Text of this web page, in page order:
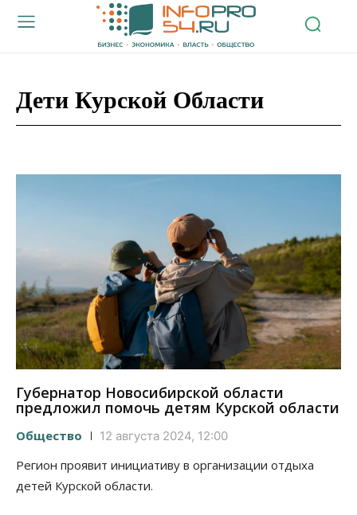
Дети Курской Области
Губернатор Новосибирской области
предложил помочь детям Курской области
Общество 12 августа 2024, 12:00
Регион проявит инициативу в организации отдыха
детей Курской области.